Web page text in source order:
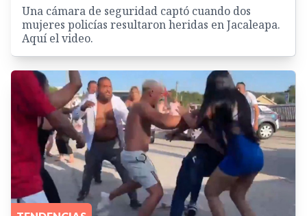
Una cámara de seguridad captó cuando dos
mujeres policías resultaron heridas en Jacaleapa.
Aquí el video.